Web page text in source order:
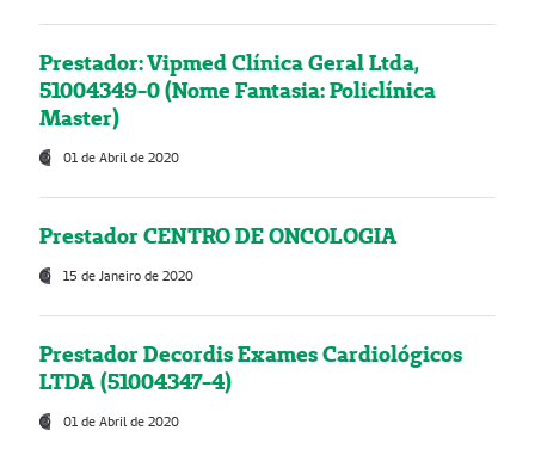
Prestador: Vipmed Clínica Geral Ltda,
51004349-0 (Nome Fantasia: Policlínica
Master)
01 de Abril de 2020
Prestador CENTRO DE ONCOLOGIA
15 de Janeiro de 2020
Prestador Decordis Exames Cardiológicos
LTDA (51004347-4)
01 de Abril de 2020